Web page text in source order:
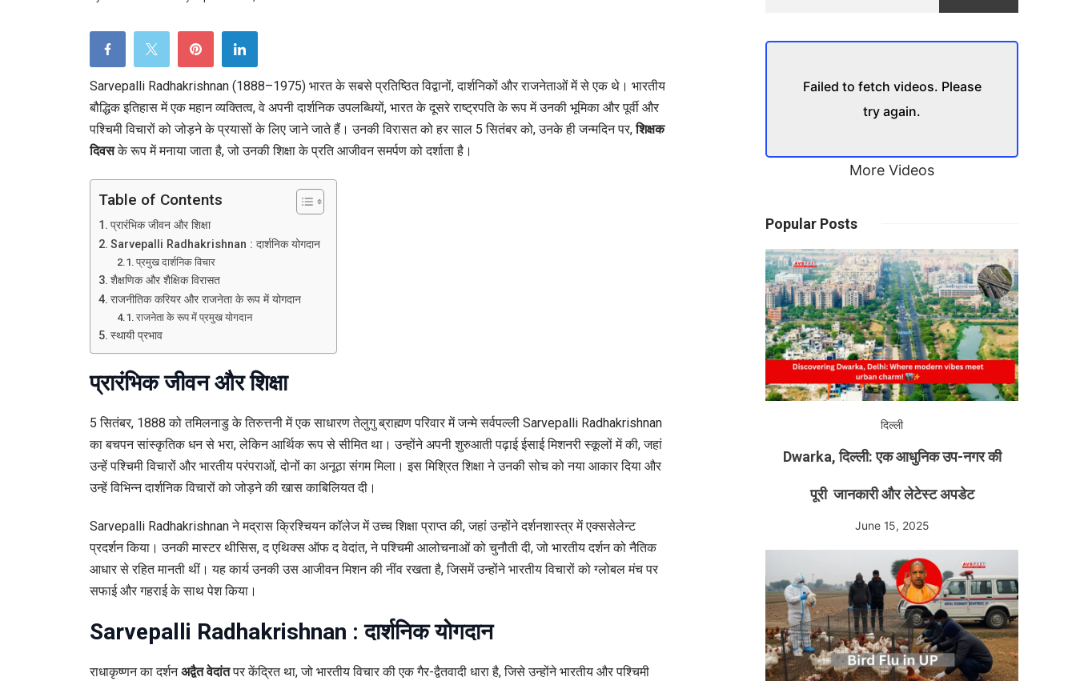
एक
दार्शनिक,
शिक्षक
और
Sarvepalli Radhakrishnan (1888–1975) भारत के सबसे प्रतिष्ठित विद्वानों, दार्शनिकों और राजनेताओं में से एक थे। भारतीय
बौद्धिक इतिहास में एक महान व्यक्तित्व, वे अपनी दार्शनिक उपलब्धियों, भारत के दूसरे राष्ट्रपति के रूप में उनकी भूमिका और पूर्वी और
पश्चिमी विचारों को जोड़ने के प्रयासों के लिए जाने जाते हैं। उनकी विरासत को हर साल 5 सितंबर को, उनके ही जन्मदिन पर,शिक्षक
दिवसके रूप में मनाया जाता है, जो उनकी शिक्षा के प्रति आजीवन समर्पण को दर्शाता है।
Table of Contents
प्रारंभिक जीवन और शिक्षा
Sarvepalli Radhakrishnan : दार्शनिक योगदान
प्रमुख दार्शनिक विचार
शैक्षणिक और शैक्षिक विरासत
राजनीतिक करियर और राजनेता के रूप में योगदान
राजनेता के रूप में प्रमुख योगदान
स्थायी प्रभाव
प्रारंभिक जीवन और शिक्षा
5 सितंबर, 1888 को तमिलनाडु के तिरुत्तनी में एक साधारण तेलुगु ब्राह्मण परिवार में जन्मे सर्वपल्ली Sarvepalli Radhakrishnan
का बचपन सांस्कृतिक धन से भरा, लेकिन आर्थिक रूप से सीमित था। उन्होंने अपनी शुरुआती पढ़ाई ईसाई मिशनरी स्कूलों में की, जहां
उन्हें पश्चिमी विचारों और भारतीय परंपराओं, दोनों का अनूठा संगम मिला। इस मिश्रित शिक्षा ने उनकी सोच को नया आकार दिया और
उन्हें विभिन्न दार्शनिक विचारों को जोड़ने की खास काबिलियत दी।
Sarvepalli Radhakrishnan ने मद्रास क्रिश्चियन कॉलेज में उच्च शिक्षा प्राप्त की, जहां उन्होंने दर्शनशास्त्र में एक्ससेलेन्ट
प्रदर्शन किया। उनकी मास्टर थीसिस,द एथिक्स ऑफ द वेदांत, ने पश्चिमी आलोचनाओं को चुनौती दी, जो भारतीय दर्शन को नैतिक
आधार से रहित मानती थीं। यह कार्य उनकी उस आजीवन मिशन की नींव रखता है, जिसमें उन्होंने भारतीय विचारों को ग्लोबल मंच पर
सफाई और गहराई के साथ पेश किया।
Sarvepalli Radhakrishnan : दार्शनिक योगदान
राधाकृष्णन का दर्शनअद्वैत वेदांतपर केंद्रित था, जो भारतीय विचार की एक गैर-द्वैतवादी धारा है, जिसे उन्होंने भारतीय और पश्चिमी
Failed to fetch videos. Please
try again.
More Videos
Popular Posts
दिल्ली
Dwarka, दिल्ली: एक आधुनिक उप-नगर की
पूरी जानकारी और लेटेस्ट अपडेट
June 15, 2025